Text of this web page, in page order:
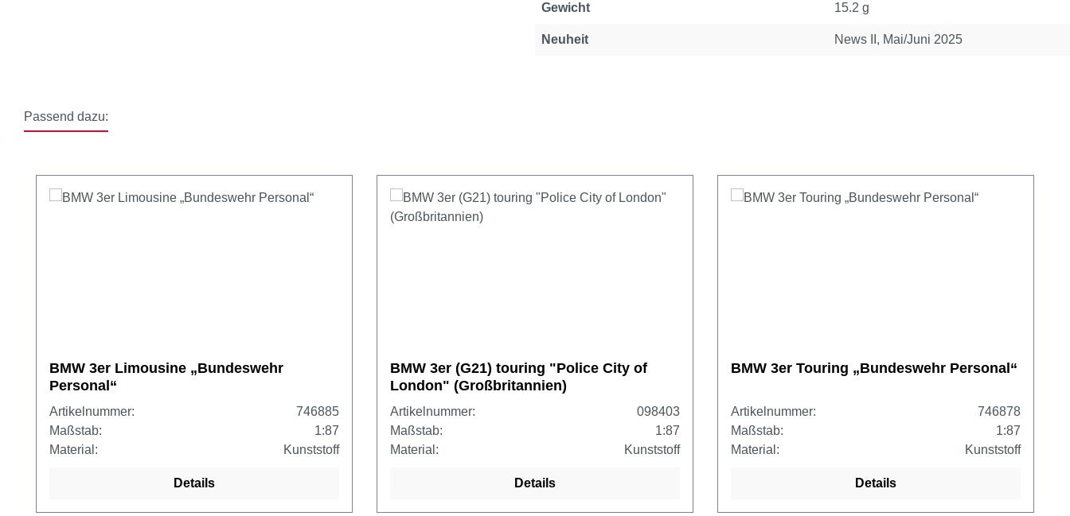
Gewicht 15.2 g
Neuheit News II, Mai/Juni 2025
Passend dazu:
BMW 3er Limousine „Bundeswehr
Personal“
Artikelnummer:
746885
Maßstab:
1:87
Material:
Kunststoff
Details
BMW 3er (G21) touring "Police City of
London" (Großbritannien)
Artikelnummer:
098403
Maßstab:
1:87
Material:
Kunststoff
Details
BMW 3er Touring „Bundeswehr Personal“
Artikelnummer:
746878
Maßstab:
1:87
Material:
Kunststoff
Details